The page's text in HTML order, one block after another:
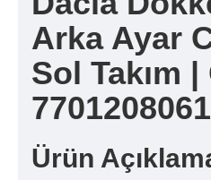
Arka Ayar
Sol Takım |
7701208061
Ürün